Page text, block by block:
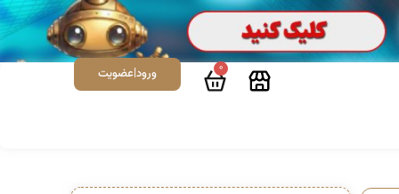
0 ورود|عضویت